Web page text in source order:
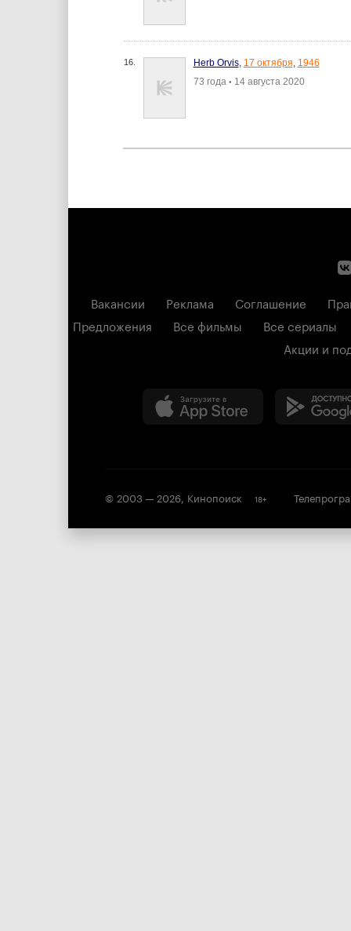
16. Herb Orvis, 17 октября, 1946
73 года • 14 августа 2020
Вакансии Реклама Соглашение
Предложения
Все фильмы
Все сериалы
Акции и
© 2003 — 2026, Кинопоиск 18+